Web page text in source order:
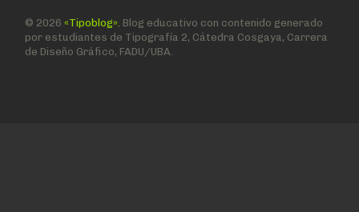
© 2026 «Tipoblog». Blog educativo con contenido generado
por estudiantes de Tipografía 2, Cátedra Cosgaya, Carrera
de Diseño Gráfico, FADU/UBA.